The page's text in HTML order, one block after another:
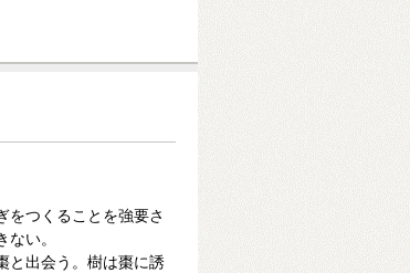
をつくることを強要さ
い。
と出会う。樹は棗に誘